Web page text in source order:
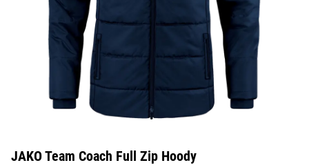
JAKO Team Coach Full Zip Hoody